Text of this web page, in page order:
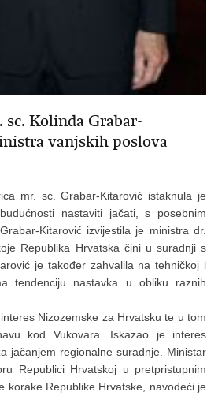
Kolinda Grabar-
vanjskih poslova
mr. sc. Grabar-Kitarović istaknula je
nastaviti jačati, s posebnim
Kitarović izvijestila je ministra dr.
Republika Hrvatska čini u suradnji s
je također zahvalila na tehničkoj i
tendenciju nastavka u obliku raznih
Nizozemske za Hrvatsku te u tom
kod Vukovara. Iskazao je interes
jačanjem regionalne suradnje. Ministar
Republici Hrvatskoj u pretpristupnim
korake Republike Hrvatske, navodeći je